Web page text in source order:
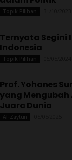
Topik Pilihan
Ternyata Segini
Indonesia
Topik Pilihan
Prof. Yohanes
yang Mengubah
Juara Dunia
Al-Zaytun